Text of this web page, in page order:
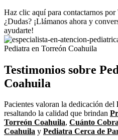
Haz clic aquí para contactarnos
¿Dudas? ¡Llámanos ahora y
ayudarte!
Pediatra en Torreón Coahuila
Testimonios sobre
Coahuila
Pacientes valoran la dedicación del
resaltando la calidad que brindan
Torreón Coahuila, Cuánto
Coahuila y Pediatra Cerca de